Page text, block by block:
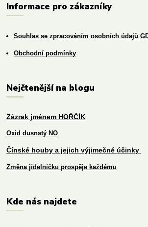
Informace pro zákazníky
Souhlas se zpracováním osobních údajů
Obchodní podmínky
Nejčtenější na blogu
Zázrak jménem HOŘČÍK
Oxid dusnatý NO
Čínské houby a jejich výjimečné účinky
Změna jídelníčku prospěje každému
Kde nás najdete